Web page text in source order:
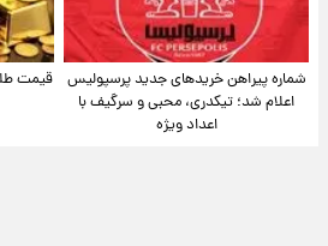
شماره پیراهن خریدهای جدید پرسپولیس
اعلام شد؛ تیکدری، محبی و سرگیف با
اعداد ویژه